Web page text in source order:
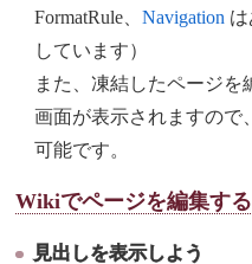
FormatRule、Navigation
しています）
また、凍結したページ
画面が表示されますので
可能です。
Wikiでページを編集す
見出しを表示しよう